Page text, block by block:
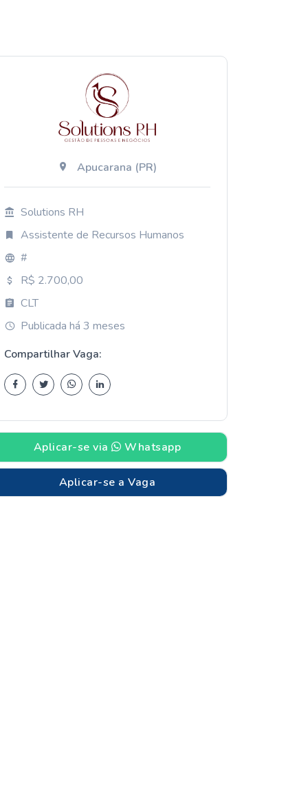
Apucarana (PR)
Solutions RH
Assistente de Recursos Humanos
#
R$ 2.700,00
CLT
Publicada há 3 meses
Compartilhar Vaga:
Aplicar-se via Whatsapp
Aplicar-se a Vaga